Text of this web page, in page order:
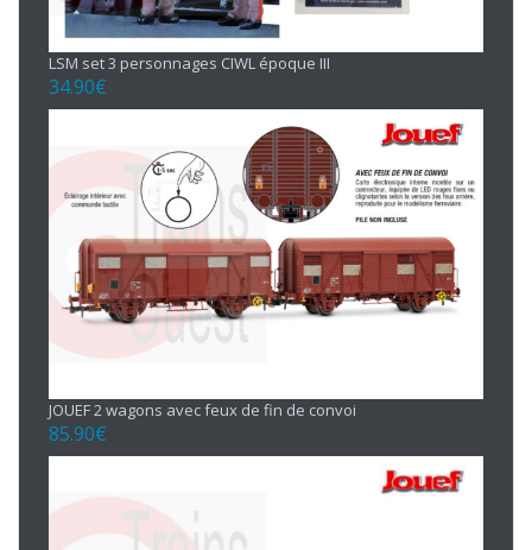
LSM set 3 personnages CIWL époque III
34.90€
JOUEF 2 wagons avec feux de fin de convoi
85.90€